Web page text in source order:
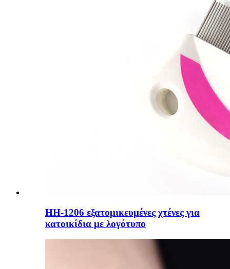
HH-1206 εξατομικευμένες χτένες για
κατοικίδια με λογότυπο